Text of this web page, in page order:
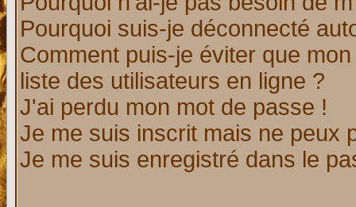
Pourquoi suis-je déconnecté
Comment puis-je éviter que
liste des utilisateurs en ligne ?
J'ai perdu mon mot de passe !
Je me suis inscrit mais ne peux
Je me suis enregistré dans le